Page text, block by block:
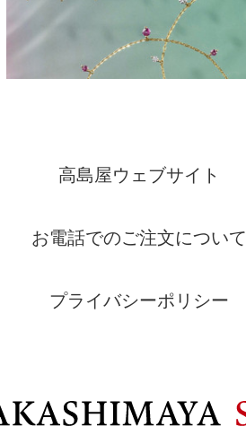
高島屋ウェブサイト
お電話でのご注文について
プライバシーポリシー